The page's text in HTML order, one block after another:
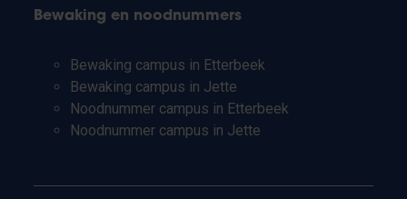
Bewaking en noodnummers
Bewaking campus in Etterbeek
Bewaking campus in Jette
Noodnummer campus in Etterbeek
Noodnummer campus in Jette